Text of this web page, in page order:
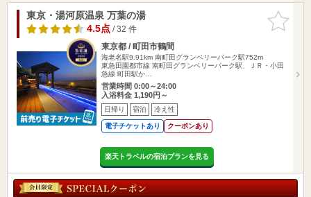
お気に入
りに追加
東京・湯河原温泉 万葉の湯
4.5点/ 32 件
東京都 / 町田市鶴間
海老名駅9.91km 南町田グランベリーパーク駅752m
東急田園都市線 南町田グランベリーパーク駅、ＪＲ・小田
急線 町田駅か…
営業時間 0:00～24:00
入浴料金 1,190円～
日帰り 宿泊 冷え性
電子チケットあり クーポンあり
楽天トラベルの宿泊プランを見る